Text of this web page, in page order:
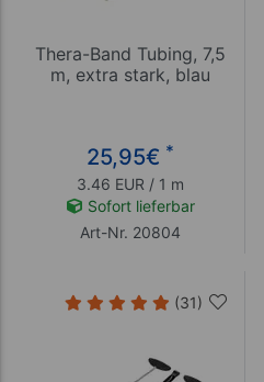
Thera-Band Tubing, 7,5
m, extra stark, blau
25,95€ *
3.46 EUR / 1 m
Sofort lieferbar
Art-Nr. 20804
(31)